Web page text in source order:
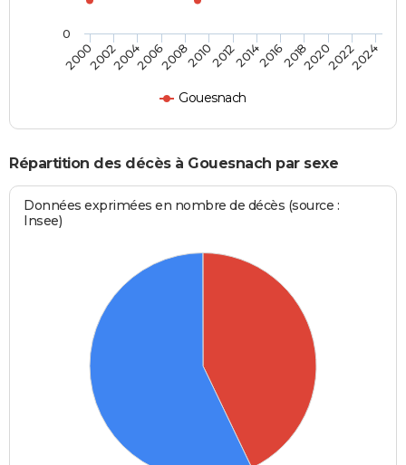
Gouesnach
2000200220042006200820102012201420162018202020222024
0
Répartition des décès à Gouesnach par sexe
Données exprimées en nombre de décès (source :
Insee)